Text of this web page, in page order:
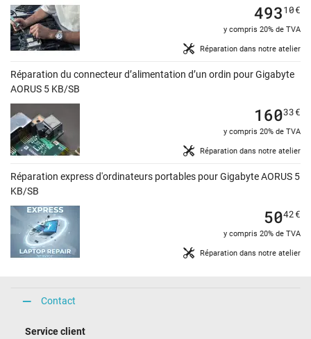
Réparation dans notre atelier
49310€
y compris 20% de TVA
Réparation du connecteur d’alimentation d’un ordin pour Gigabyte
AORUS 5 KB/SB
Réparation dans notre atelier
16033€
y compris 20% de TVA
Réparation express d'ordinateurs portables pour Gigabyte AORUS 5
KB/SB
Réparation dans notre atelier
5042€
y compris 20% de TVA
Contact
Service client